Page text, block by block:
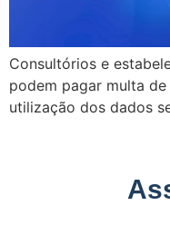
Consultórios e
podem pagar multa
utilização dos dados